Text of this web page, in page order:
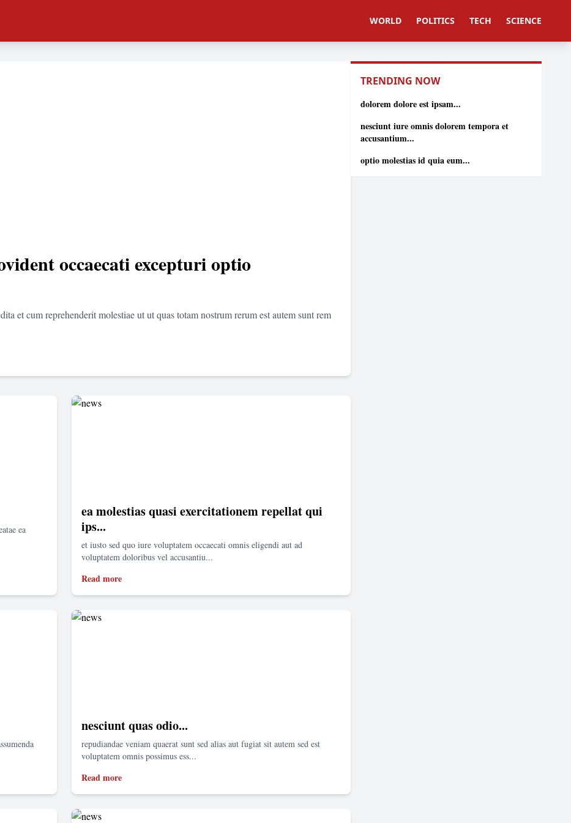
WORLD POLITICS TECH SCIENCE
occaecati excepturi optio
et cum reprehenderit molestiae ut ut quas totam nostrum rerum est autem sunt rem
ea
ea molestias quasi exercitationem repellat qui
ips...
et iusto sed quo iure voluptatem occaecati omnis eligendi aut ad
voluptatem doloribus vel accusantiu...
Read more
nesciunt quas odio...
repudiandae veniam quaerat sunt sed alias aut fugiat sit autem sed est
voluptatem omnis possimus ess...
Read more
TRENDING NOW
dolorem dolore est ipsam...
nesciunt iure omnis dolorem tempora et
accusantium...
optio molestias id quia eum...